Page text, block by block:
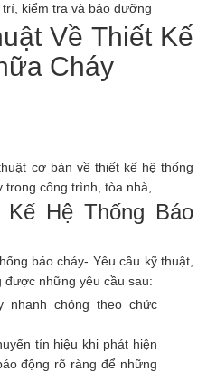
kiểm tra và bảo dưỡng
Về Thiết Kế
Cháy
cơ bản về thiết kế hệ thống
trong công trình, tòa nhà,…
Hệ Thống Báo
báo cháy- Yêu cầu kỹ thuật,
được những yêu cầu sau:
nhanh chóng theo chức
tín hiệu khi phát hiện
động rõ ràng để những